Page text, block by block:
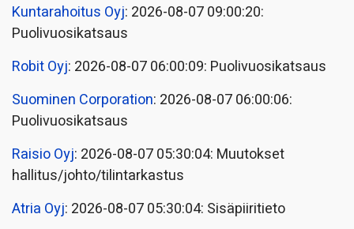
Kuntarahoitus Oyj: 2026-08-07 09:00:20:
Puolivuosikatsaus
Robit Oyj: 2026-08-07 06:00:09: Puolivuosikatsaus
Suominen Corporation: 2026-08-07 06:00:06:
Puolivuosikatsaus
Raisio Oyj: 2026-08-07 05:30:04: Muutokset
hallitus/johto/tilintarkastus
Atria Oyj: 2026-08-07 05:30:04: Sisäpiiritieto